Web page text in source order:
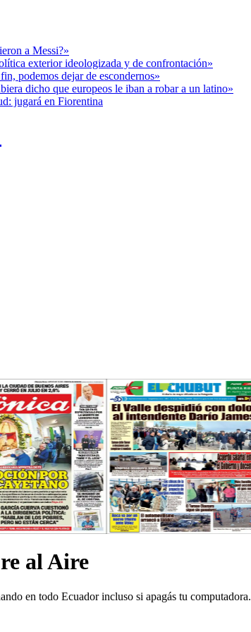
a Messi?»
exterior ideologizada y de confrontación»
podemos dejar de escondernos»
dicho que europeos le iban a robar a un latino»
jugará en Fiorentina
al Aire
en todo Ecuador incluso si apagás tu computadora.